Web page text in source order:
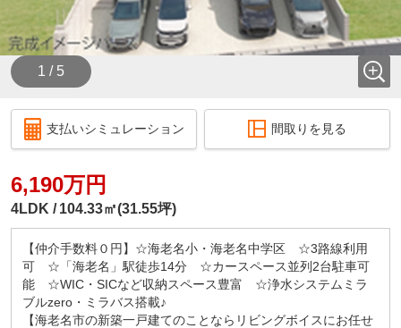
1 / 5
支払いシミュレーション 間取りを見る
6,190万円
4LDK 104.33㎡(31.55坪)
【仲介手数料０円】☆海老名小・海老名中学区 ☆3路線利用
可 ☆「海老名」駅徒歩14分 ☆カースペース並列2台駐車可
能 ☆WIC・SICなど収納スペース豊富 ☆浄水システムミラ
ブルzero・ミラバス搭載♪
【海老名市の新築一戸建てのことならリビングボイスにお任せ